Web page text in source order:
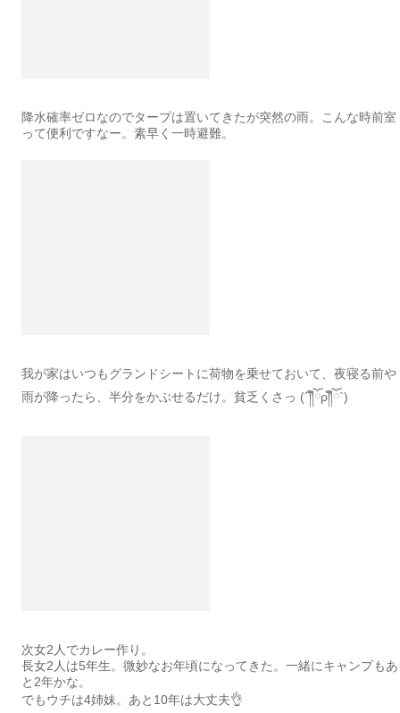
降水確率ゼロなのでタープは置いてきたが突然の雨。こんな時前室
って便利ですなー。素早く一時避難。
我が家はいつもグランドシートに荷物を乗せておいて、夜寝る前や
雨が降ったら、半分をかぶせるだけ。貧乏くさっ (´༎ຶོρ༎ຶོ`)
次女2人でカレー作り。
長女2人は5年生。微妙なお年頃になってきた。一緒にキャンプもあ
と2年かな。
でもウチは4姉妹。あと10年は大丈夫👌